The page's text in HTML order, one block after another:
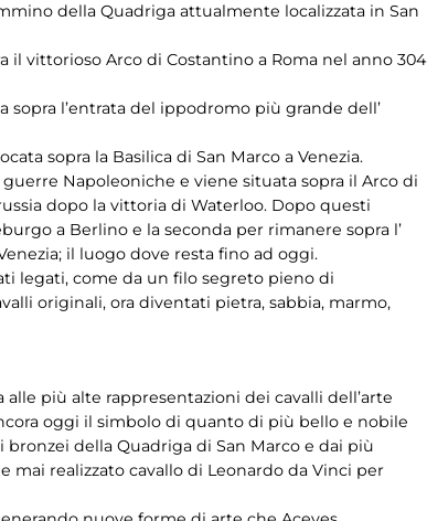
della Quadriga attualmente localizzata in San
il vittorioso Arco di Costantino a Roma nel anno 304
l’entrata del ippodromo più grande dell’
sopra la Basilica di San Marco a Venezia.
Napoleoniche e viene situata sopra il Arco di
dopo la vittoria di Waterloo. Dopo questi
a Berlino e la seconda per rimanere sopra l’
il luogo dove resta fino ad oggi.
legati, come da un filo segreto pieno di
originali, ora diventati pietra, sabbia, marmo,
più alte rappresentazioni dei cavalli dell’arte
oggi il simbolo di quanto di più bello e nobile
della Quadriga di San Marco e dai più
realizzato cavallo di Leonardo da Vinci per